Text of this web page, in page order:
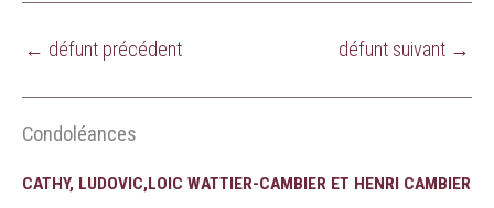
← défunt précédent défunt suivant →
Condoléances
CATHY, LUDOVIC,LOIC WATTIER-CAMBIER ET HENRI CAMBIER